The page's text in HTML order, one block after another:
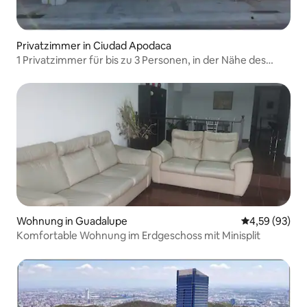
Privatzimmer in Ciudad Apodaca
1 Privatzimmer für bis zu 3 Personen, in der Nähe des
Wohnung in Guadalupe
4,59 (93)
Komfortable Wohnung im Erdgeschoss mit Minisplit